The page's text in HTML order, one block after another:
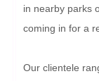
in nearby parks
coming in for a
Our clientele